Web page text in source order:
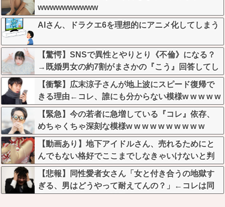
wwwwwwwwww
AIさん、ドラクエ6を理想的にアニメ化してしまう
【驚愕】SNSで異性とやりとり《不倫》になる？
→既婚男女の約7割がまさかの『こう』回答してし
まうw w w w w w w w
【衝撃】広末涼子さんが地上波にスピード復帰で
きる理由←コレ、誰にも分からない模様w w w w w
w w w
【緊急】今の若者に急増している『コレ』依存、
めちゃくちゃ深刻な模様w w w w w w w w w w
【動画あり】地下アイドルさん、売れるためにと
んでもない格好でここまでしなきゃいけないと判
明ｗｗｗｗｗ
【悲報】同性愛者女さん「女と付き合うの地獄す
ぎる、男はどうやって耐えてんの？」←コレは同